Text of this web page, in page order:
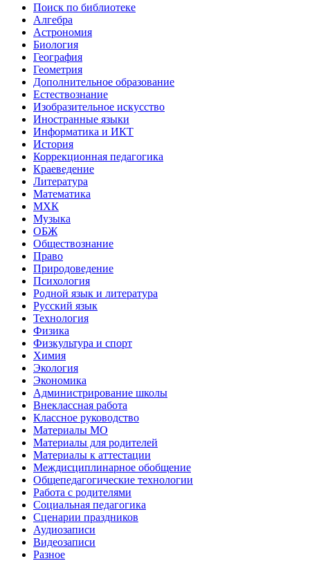
Поиск по библиотеке
Алгебра
Астрономия
Биология
География
Геометрия
Дополнительное образование
Естествознание
Изобразительное искусство
Иностранные языки
Информатика и ИКТ
История
Коррекционная педагогика
Краеведение
Литература
Математика
МХК
Музыка
ОБЖ
Обществознание
Право
Природоведение
Психология
Родной язык и литература
Русский язык
Технология
Физика
Физкультура и спорт
Химия
Экология
Экономика
Администрирование школы
Внеклассная работа
Классное руководство
Материалы МО
Материалы для родителей
Материалы к аттестации
Междисциплинарное обобщение
Общепедагогические технологии
Работа с родителями
Социальная педагогика
Сценарии праздников
Аудиозаписи
Видеозаписи
Разное